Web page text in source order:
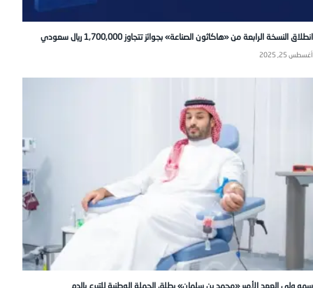
انطلاق النسخة الرابعة من «هاكاثون الصناعة» بجوائز تتجاوز 1,700,000 ريال سعودي
أغسطس 25, 2025
سمو ولي العهد الأمير «محمد بن سلمان» يطلق الحملة الوطنية للتبرع بالدم